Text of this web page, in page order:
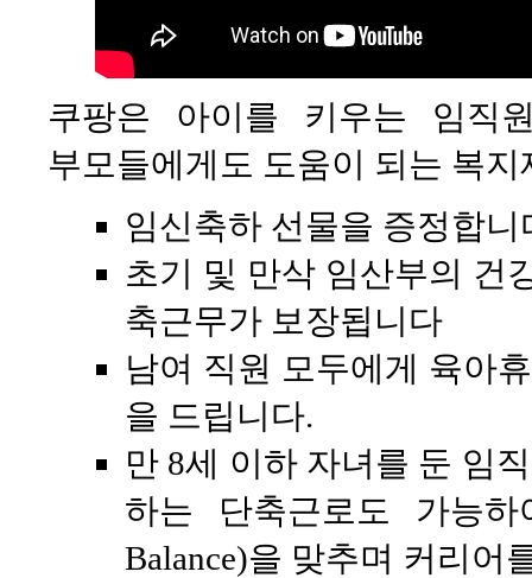
쿠팡은 아이를 키우는 임직
부모들에게도 도움이 되는 복
임신축하 선물을 증정합
초기 및 만삭 임산부의 건
축근무가 보장됩니다
남여 직원 모두에게 육아
을 드립니다.
만 8세 이하 자녀를 둔 임
하는 단축근로도 가능
Balance)을 맞추며 커리어